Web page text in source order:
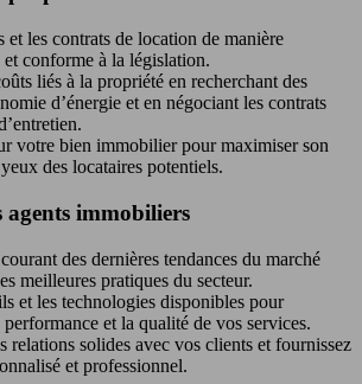
et les contrats de location de manière
conforme à la législation.
liés à la propriété en recherchant des
d’énergie et en négociant les contrats
votre bien immobilier pour maximiser son
des locataires potentiels.
agents immobiliers
des dernières tendances du marché
meilleures pratiques du secteur.
et les technologies disponibles pour
et la qualité de vos services.
relations solides avec vos clients et fournissez
et professionnel.